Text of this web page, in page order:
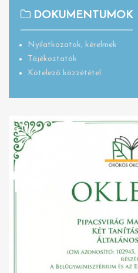
DOKUMENTUMOK
Nyilatkozatok, kérelmek
Tájékoztatók
Kötelező közzététel